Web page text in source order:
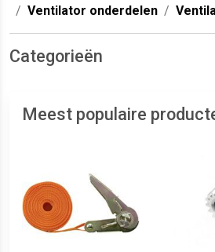
Ventilator onderdelen
Categorieën
Meest populaire